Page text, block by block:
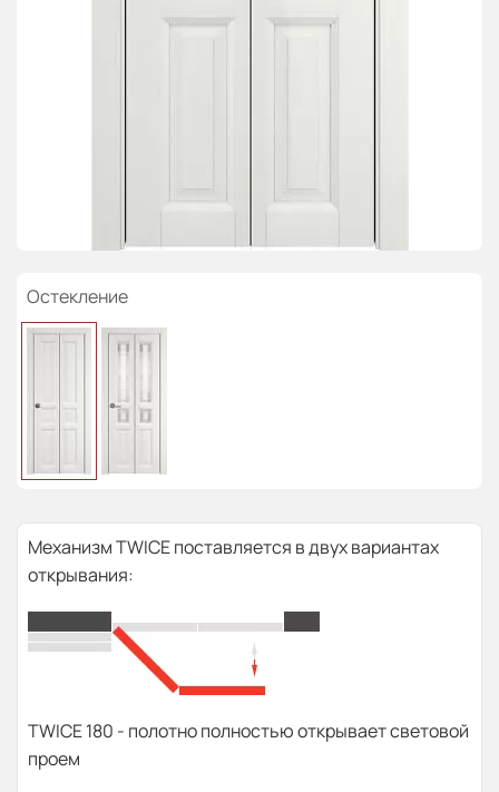
Остекление
Механизм TWICE поставляется в двух вариантах
открывания:
TWICE 180 - полотно полностью открывает световой
проем